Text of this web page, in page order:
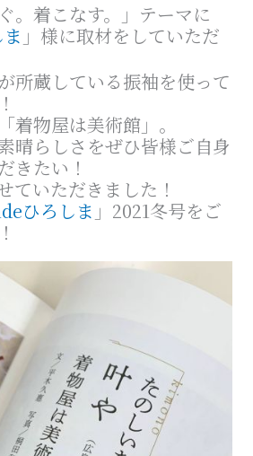
。着こなす。」テーマに
」様に取材をしていただ
所蔵している振袖を使って
着物屋は美術館」。
晴らしさをぜひ皆様ご自身
きたい！
ていただきました！
ひろしま 」2021冬号をご